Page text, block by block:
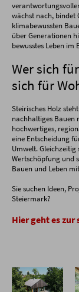
wächst nach, bindet
klimabewussten
über Generationen
bewusstes Leben
Wer sich
sich für
Steirisches Holz
nachhaltiges Bauen
hochwertiges,
eine Entscheidung
Umwelt.
Wertschöpfung und
Bauen und Leben
Sie suchen Ideen,
Steiermark?
Hier geht es